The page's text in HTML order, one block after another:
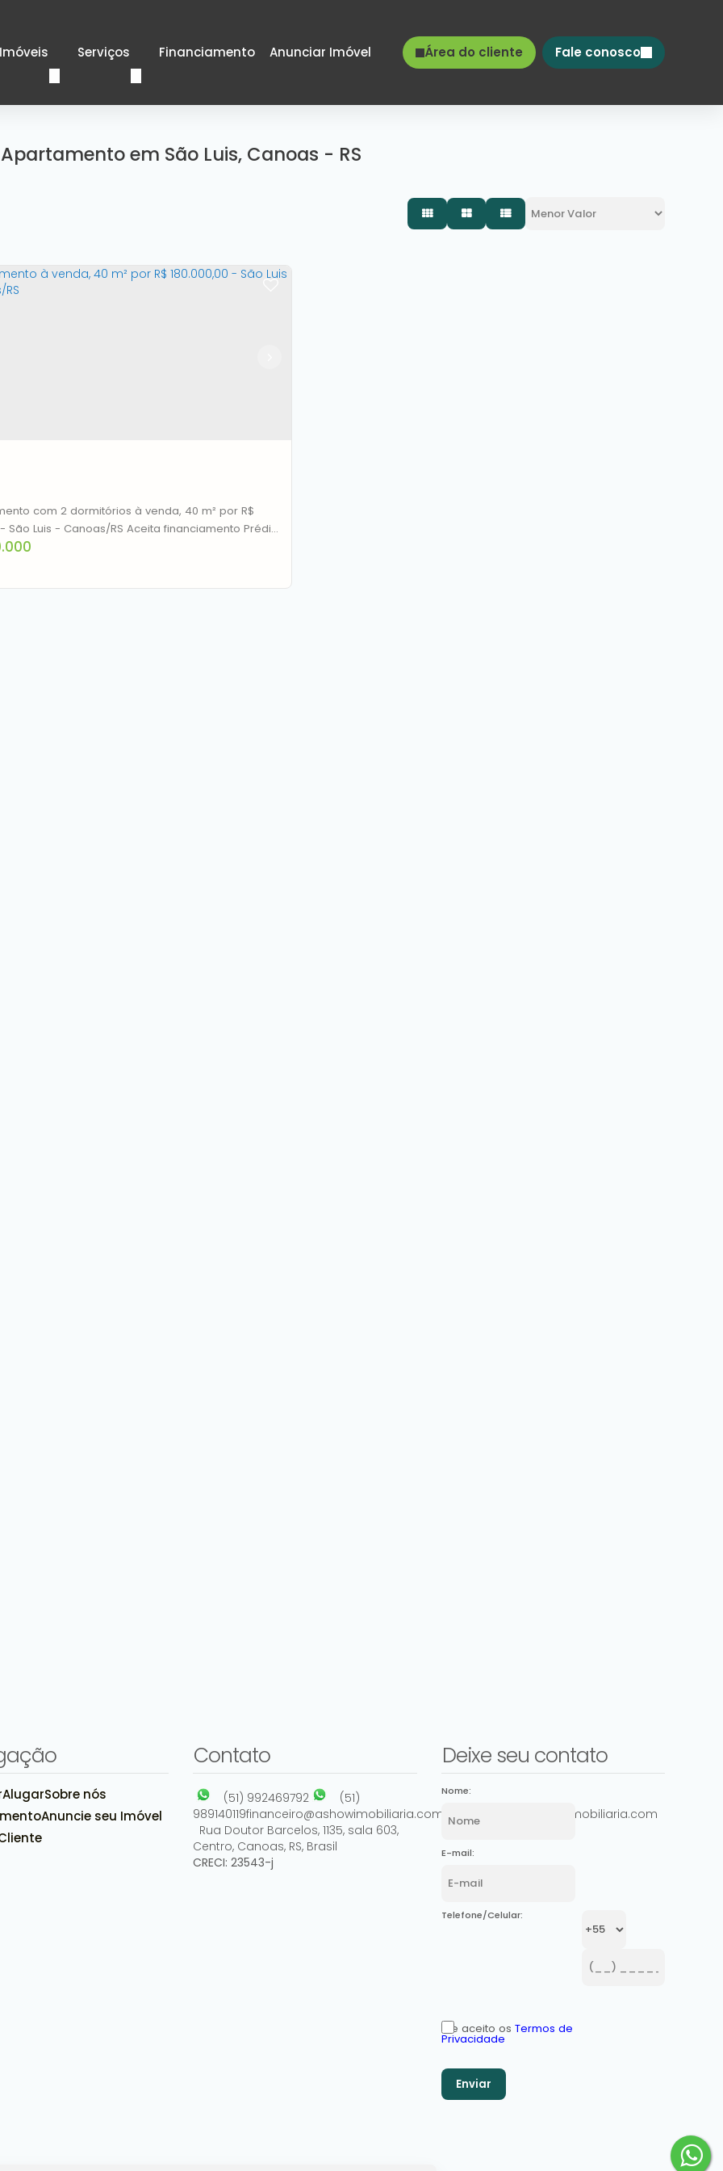
Fale conosco
Área do cliente
Anunciar Imóvel
Financiamento
Serviços
Imóveis
Apartamento em São Luis, Canoas - RS
com 2 dormitórios à venda, 40 m² por R$
- São Luis - Canoas/RS Aceita financiamento Prédio
localização em frente a Ulbra ...para
AlugarSobre nós
Anuncie seu Imóvel
Contato
(51) 992469792
(51)
989140119financeiro@ashowimobiliaria.com.br
comercial@ashowimobiliaria.com
Rua Doutor Barcelos, 1135, sala 603,
Centro, Canoas, RS, Brasil
CRECI: 23543-j
Deixe seu contato
Nome:
E-mail:
Telefone/Celular:
Li e aceito os Termos de
Privacidade